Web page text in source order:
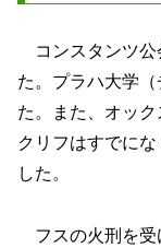
コンスタンツ公
た。プラハ大学
た。また、オッ
クリフはすでに
した。
フスの火刑を受